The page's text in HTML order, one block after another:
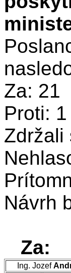
Za: 21
Proti: 1
Zdržali
Návrh
Za:
Ing. Jozef